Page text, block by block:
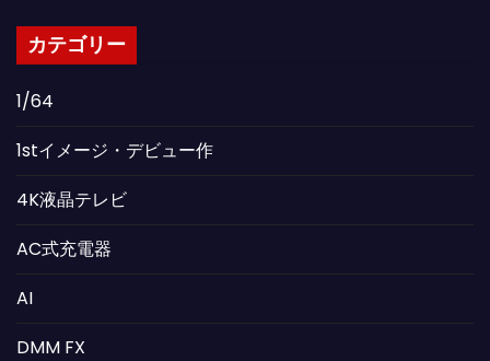
カテゴリー
1/64
1stイメージ・デビュー作
4K液晶テレビ
AC式充電器
AI
DMM FX